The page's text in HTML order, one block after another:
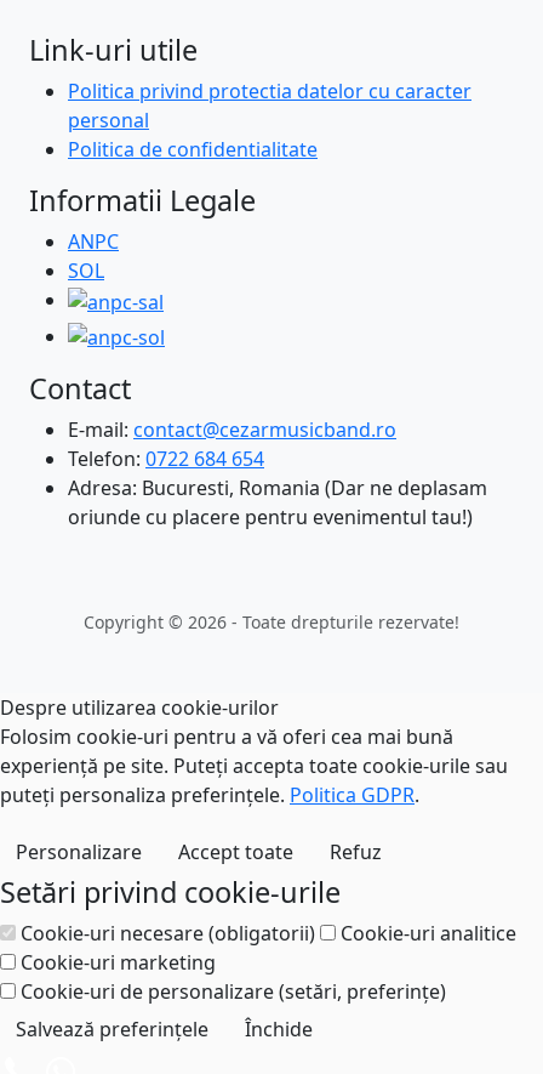
Link-uri utile
Politica privind protectia datelor cu caracter
personal
Politica de confidentialitate
Informatii Legale
ANPC
SOL
Contact
E-mail: contact@cezarmusicband.ro
Telefon: 0722 684 654
Adresa: Bucuresti, Romania (Dar ne deplasam
oriunde cu placere pentru evenimentul tau!)
Copyright © 2026 - Toate drepturile rezervate!
Despre utilizarea cookie-urilor
Folosim cookie-uri pentru a vă oferi cea mai bună
experiență pe site. Puteți accepta toate cookie-urile sau
puteți personaliza preferințele. Politica GDPR.
Personalizare Accept toate Refuz
Setări privind cookie-urile
Cookie-uri necesare (obligatorii)
Cookie-uri analitice
Cookie-uri marketing
Cookie-uri de personalizare (setări, preferințe)
Salvează preferințele
Închide